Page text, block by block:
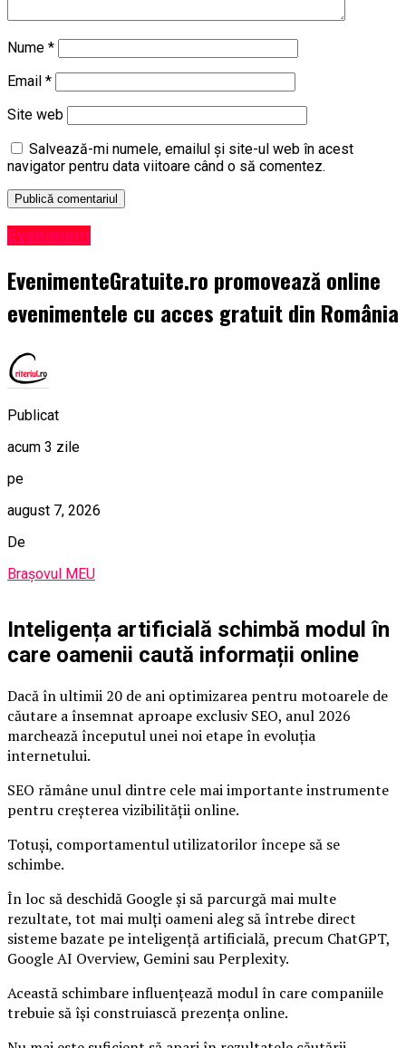
Nume *
Email *
Site web
Salvează-mi numele, emailul și site-ul web în acest
navigator pentru data viitoare când o să comentez.
Eveniment
EvenimenteGratuite.ro promovează online
evenimentele cu acces gratuit din România
Publicat
acum 3 zile
pe
august 7, 2026
De
Brașovul MEU
Inteligența artificială schimbă modul în
care oamenii caută informații online
Dacă în ultimii 20 de ani optimizarea pentru motoarele de
căutare a însemnat aproape exclusiv SEO, anul 2026
marchează începutul unei noi etape în evoluția
internetului.
SEO rămâne unul dintre cele mai importante instrumente
pentru creșterea vizibilității online.
Totuși, comportamentul utilizatorilor începe să se
schimbe.
În loc să deschidă Google și să parcurgă mai multe
rezultate, tot mai mulți oameni aleg să întrebe direct
sisteme bazate pe inteligență artificială, precum ChatGPT,
Google AI Overview, Gemini sau Perplexity.
Această schimbare influențează modul în care companiile
trebuie să își construiască prezența online.